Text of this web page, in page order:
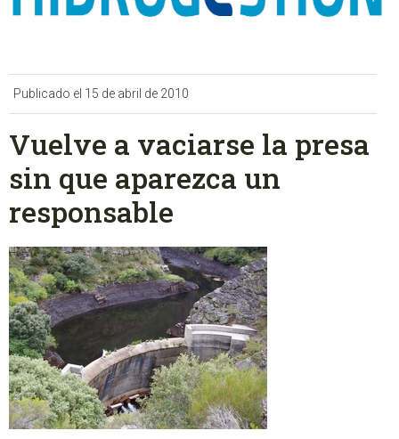
Publicado el 15 de abril de 2010
Vuelve a vaciarse la presa
sin que aparezca un
responsable